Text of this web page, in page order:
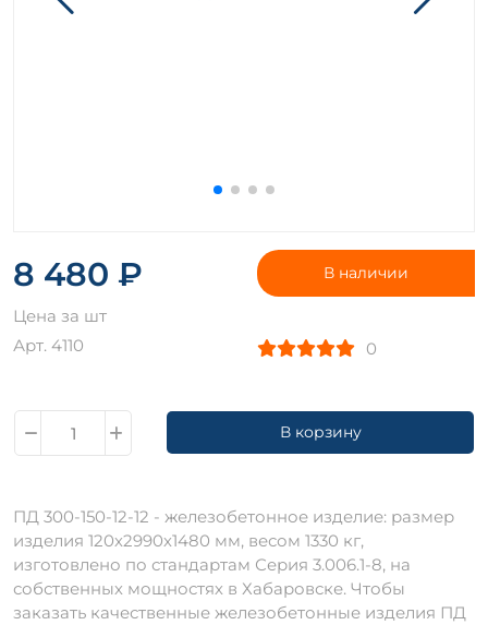
8 480 ₽
Цена за шт
Арт. 4110
В наличии
0
В корзину
ПД 300-150-12-12 - железобетонное изделие: размер
изделия 120х2990х1480 мм, весом 1330 кг,
изготовлено по стандартам Серия 3.006.1-8, на
собственных мощностях в Хабаровске. Чтобы
заказать качественные железобетонные изделия ПД